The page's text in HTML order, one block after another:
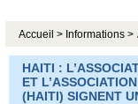
Accueil > Informations >
HAITI :
ET
(HAITI) SIGNENT